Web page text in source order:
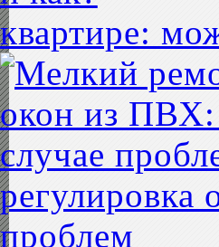
квартире:
регулировка
проблем